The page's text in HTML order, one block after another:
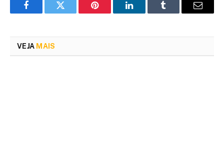
FacebookTwitter Pinterest LinkedInTumblr Email
VEJA MAIS